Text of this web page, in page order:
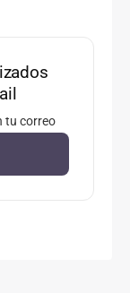
tu correo